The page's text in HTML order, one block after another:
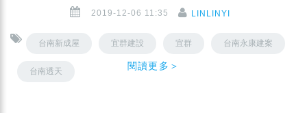
2019-12-06 11:35 LINLINYI
台南新成屋 宜群建設 宜群 台南永康建案
台南透天 閱讀更多＞